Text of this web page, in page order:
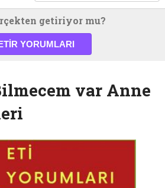
getiriyor mu?
YORUMLARI
var Anne